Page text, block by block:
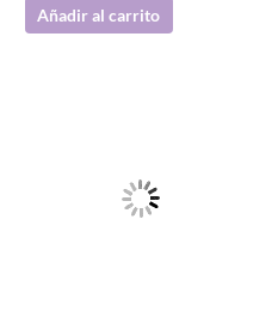
Añadir al carrito